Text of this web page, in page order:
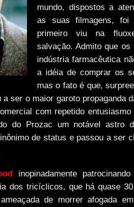
mundo, dispostos a
as suas filmagens, foi
primeiro viu na
salvação. Admito que os
indústria farmacêutica
a idéia de comprar os
mas o fato é que,
a ser o maior garoto propaganda
com repetido
do Prozac um notável astro
de status e passou a ser
inopinadamente
dos tricíclicos, que há quase
de morrer afogada